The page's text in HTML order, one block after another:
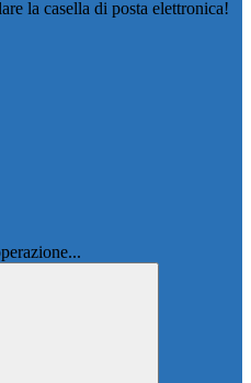
la casella di posta elettronica!